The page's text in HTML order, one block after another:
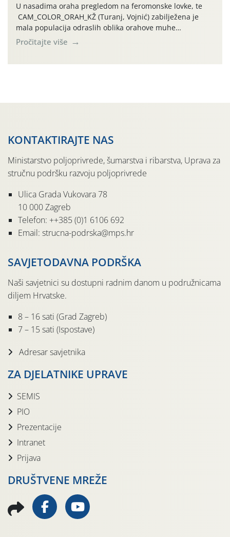
U nasadima oraha pregledom na feromonske lovke, te
CAM_COLOR_ORAH_KŽ (Turanj, Vojnić) zabilježena je
mala populacija odraslih oblika orahove muhe
(Rhagoletis completa). Niska brojnost može se objasniti
činjenicom da je riječ o mladim nasadima s vrlo malim
Pročitajte više
KONTAKTIRAJTE NAS
Ministarstvo poljoprivrede, šumarstva i ribarstva, Uprava za
stručnu podršku razvoju poljoprivrede
Ulica Grada Vukovara 78
10 000 Zagreb
Telefon: ++385 (0)1 6106 692
Email: strucna-podrska@mps.hr
SAVJETODAVNA PODRŠKA
Naši savjetnici su dostupni radnim danom u podružnicama
diljem Hrvatske.
8 – 16 sati (Grad Zagreb)
7 – 15 sati (Ispostave)
Adresar savjetnika
ZA DJELATNIKE UPRAVE
SEMIS
PIO
Prezentacije
Intranet
Prijava
DRUŠTVENE MREŽE